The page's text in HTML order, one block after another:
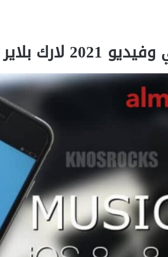
لارك بلاير